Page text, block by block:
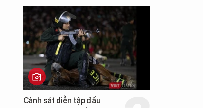
Cảnh sát diễn tập đấu